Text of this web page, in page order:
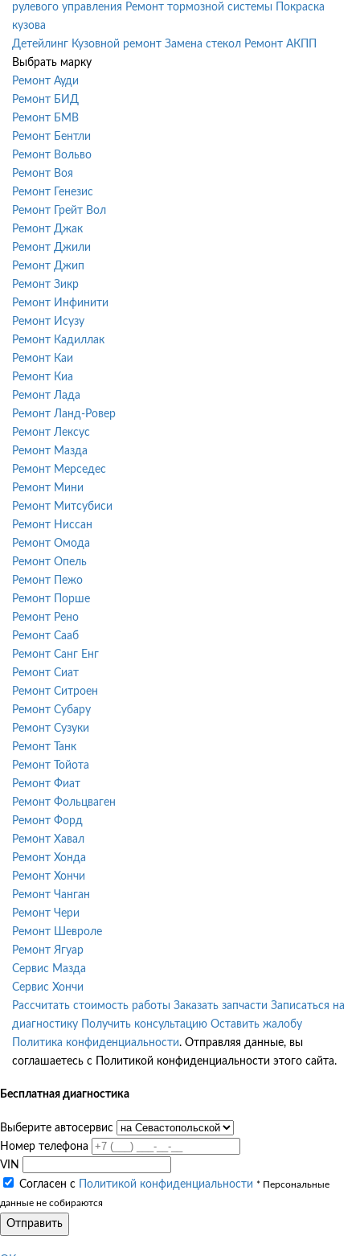
рулевого управления Ремонт тормозной системы
Покраска
кузова
Детейлинг Кузовной ремонт Замена стекол Ремонт АКПП
Выбрать марку
Ремонт Ауди
Ремонт БИД
Ремонт БМВ
Ремонт Бентли
Ремонт Вольво
Ремонт Воя
Ремонт Генезис
Ремонт Грейт Вол
Ремонт Джак
Ремонт Джили
Ремонт Джип
Ремонт Зикр
Ремонт Инфинити
Ремонт Исузу
Ремонт Кадиллак
Ремонт Каи
Ремонт Киа
Ремонт Лада
Ремонт Ланд-Ровер
Ремонт Лексус
Ремонт Мазда
Ремонт Мерседес
Ремонт Мини
Ремонт Митсубиси
Ремонт Ниссан
Ремонт Омода
Ремонт Опель
Ремонт Пежо
Ремонт Порше
Ремонт Рено
Ремонт Сааб
Ремонт Санг Енг
Ремонт Сиат
Ремонт Ситроен
Ремонт Субару
Ремонт Сузуки
Ремонт Танк
Ремонт Тойота
Ремонт Фиат
Ремонт Фольцваген
Ремонт Форд
Ремонт Хавал
Ремонт Хонда
Ремонт Хончи
Ремонт Чанган
Ремонт Чери
Ремонт Шевроле
Ремонт Ягуар
Сервис Мазда
Сервис Хончи
Рассчитать стоимость работы Заказать запчасти Записаться на
диагностику
Получить консультацию Оставить жалобу
Политика конфиденциальности. Отправляя данные, вы
соглашаетесь с Политикой конфиденциальности этого сайта.
Бесплатная диагностика
Выберите автосервис
Номер телефона
VIN
Согласен с
Политикой конфиденциальности * Персональные
данные не собираются
Отправить